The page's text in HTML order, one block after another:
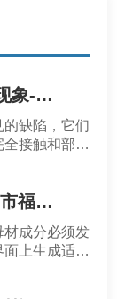
焊接过程中的不润湿与反润湿现象-福英达锡膏
缺陷，它们
接触和部分
金属间化合物的形成机理-深圳市福英达
材成分必须发
上生成适当